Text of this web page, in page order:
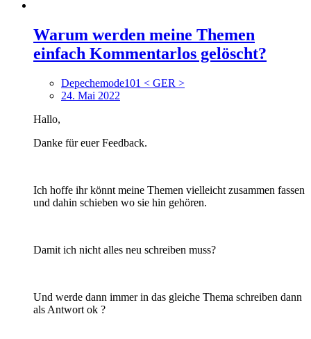
Warum werden meine Themen
einfach Kommentarlos gelöscht?
Depechemode101 < GER >
24. Mai 2022
Hallo,
Danke für euer Feedback.
Ich hoffe ihr könnt meine Themen vielleicht zusammen fassen
und dahin schieben wo sie hin gehören.
Damit ich nicht alles neu schreiben muss?
Und werde dann immer in das gleiche Thema schreiben dann
als Antwort ok ?